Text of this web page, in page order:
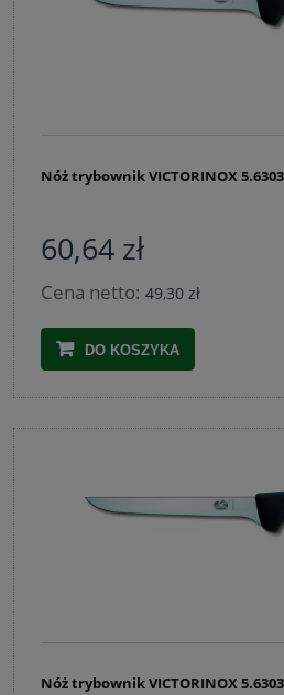
Nóż trybownik VICTORINOX
60,64 zł
Cena netto: 49,30 zł
DO KOSZYKA
Nóż trybownik VICTORINOX